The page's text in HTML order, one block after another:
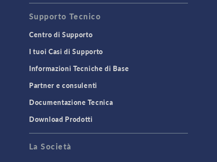
Supporto Tecnico
Centro di Supporto
I tuoi Casi di Supporto
Informazioni Tecniche di Base
Partner e consulenti
Documentazione Tecnica
Download Prodotti
La Società